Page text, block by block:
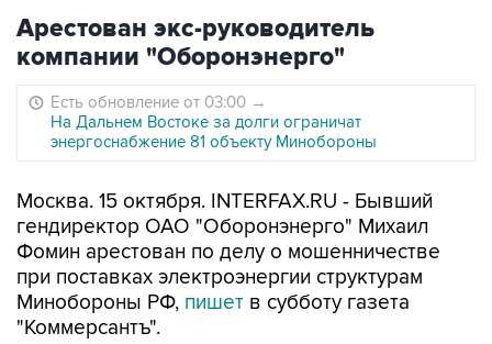
Арестован экс-руководитель
компании "Оборонэнерго"
Есть обновление от 03:00 →
На Дальнем Востоке за долги ограничат
энергоснабжение 81 объекту Минобороны
Москва. 15 октября. INTERFAX.RU - Бывший
гендиректор ОАО "Оборонэнерго" Михаил
Фомин арестован по делу о мошенничестве
при поставках электроэнергии структурам
Минобороны РФ, пишет в субботу газета
"Коммерсантъ".